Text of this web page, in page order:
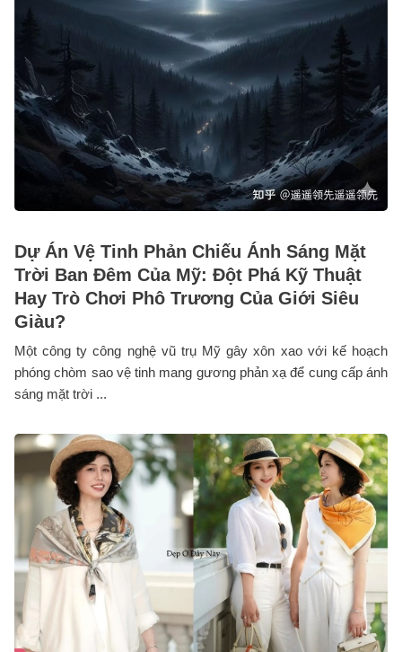
Dự Án Vệ Tinh Phản Chiếu Ánh Sáng Mặt
Trời Ban Đêm Của Mỹ: Đột Phá Kỹ Thuật
Hay Trò Chơi Phô Trương Của Giới Siêu
Giàu?
Một công ty công nghệ vũ trụ Mỹ gây xôn xao với kế hoạch
phóng chòm sao vệ tinh mang gương phản xạ để cung cấp ánh
sáng mặt trời ...